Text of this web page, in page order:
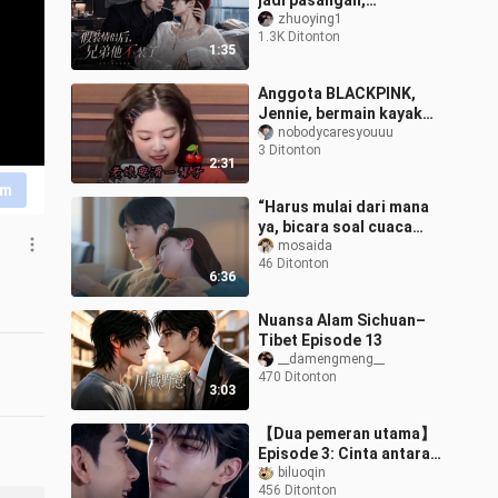
1:35
sahabatku tak mau
melanjutkan lagi:
zhuoying1
1.3K Ditonton
2:31
Anggota BLACKPINK,
Jennie, bermain kayak
dengan santai sampai
bikin ibuku tercengang!
nobodycaresyouuu
3 Ditonton
6:36
“Harus mulai dari mana
ya, bicara soal cuaca
atau bilang aku sangat
merindukanmu”
mosaida
46 Ditonton
3:03
Nuansa Alam Sichuan–
Tibet Episode 13
__damengmeng__
470 Ditonton
【Dua pemeran utama】
Episode 3: Cinta antara
dua pria gagah. Sang
pria dewasa dengan
biluoqin
456 Ditonton